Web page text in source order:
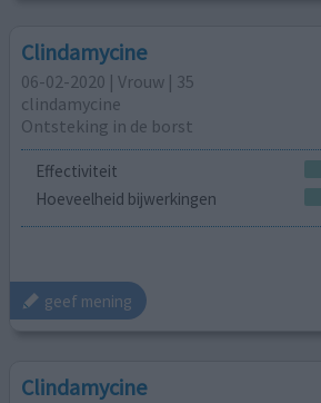
Clindamycine
06-02-2020 | Vrouw | 35
clindamycine
Ontsteking in de borst
Effectiviteit
Hoeveelheid bijwerkingen
geef mening
Clindamycine